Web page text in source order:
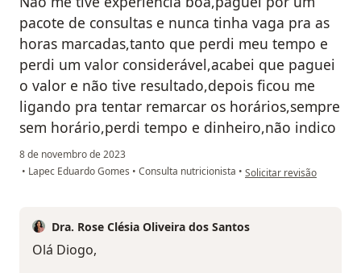
pacote de consultas e nunca tinha vaga pra as
horas marcadas,tanto que perdi meu tempo e
perdi um valor considerável,acabei que paguei
o valor e não tive resultado,depois ficou me
ligando pra tentar remarcar os horários,sempre
sem horário,perdi tempo e dinheiro,não indico
8 de novembro de 2023
• Lapec Eduardo Gomes • Consulta nutricionista • na opinião do utilizador
Solicitar revisão
Dra. Rose Clésia Oliveira dos Santos
Olá Diogo,